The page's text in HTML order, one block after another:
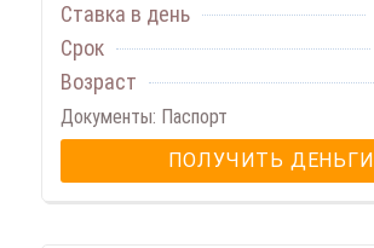
Ставка в день
Срок
Возраст
Документы: Паспорт
ПОЛУЧИТЬ ДЕНЬГИ